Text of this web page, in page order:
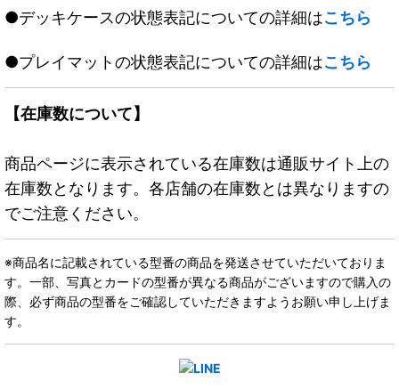
●デッキケースの状態表記についての詳細はこちら
●プレイマットの状態表記についての詳細はこちら
【在庫数について】
商品ページに表示されている在庫数は通販サイト上の
在庫数となります。各店舗の在庫数とは異なりますの
でご注意ください。
※商品名に記載されている型番の商品を発送させていただいておりま
す。一部、写真とカードの型番が異なる商品がございますので購入の
際、必ず商品の型番をご確認していただきますようお願い申し上げま
す。